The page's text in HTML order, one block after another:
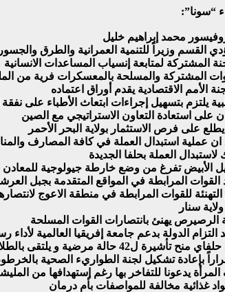
“سونا”:
محمد إبراهيم خليل
القسم وزيراً للتنمية العمرانية والطرق والجسور
المشتركة لمتابعة إنسياب المساعدات الانسانية
المشتركة والمسلحة بالمعسكرات فرية من
الأمم الاقتصادية يقدم أوراق اعتماده
بتسهيل إجراءات ابتعاث الأطباء على نفقة
على استعادة التعاون الاستراتيجي مع الصين
على فرص الاستثمار بولاية البحر الأحمر
ان عملية استبدال العملة في كافة المصارف
لاستبدال العملة بحلفا الجديدة
الأبيض تفرغ من وضع خارطة جيولوجية للمعادن
القوات المرابطة في المواقع المتقدمة بجبل
للقوات المرابطة في منطقة الاعوج
يهنئ بانتصارات القوات المسلحة
التزام الدولة بدعم جامعة إفريقيا العالمية لأداء
و يلتقى بالطلاب السودانيين بالجامعات المصرية
بإعادة تشكيل لجنة الطواريء الصحية
يدعونا للتفاخر بها رغم إستهدافها من
غذائية مخالفة للمواصفات بأم درمان